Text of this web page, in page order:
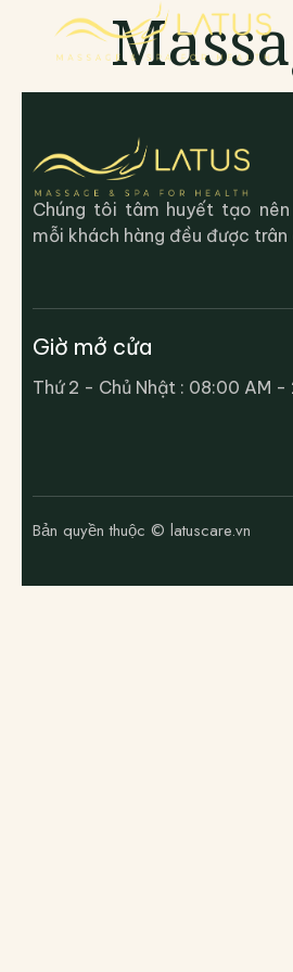
Chúng tôi tâm huyết tạo
mỗi khách hàng đều được trân
Giờ mở cửa
Thứ 2 - Chủ Nhật : 08:00 AM -
Bản quyền thuộc © latuscare.vn